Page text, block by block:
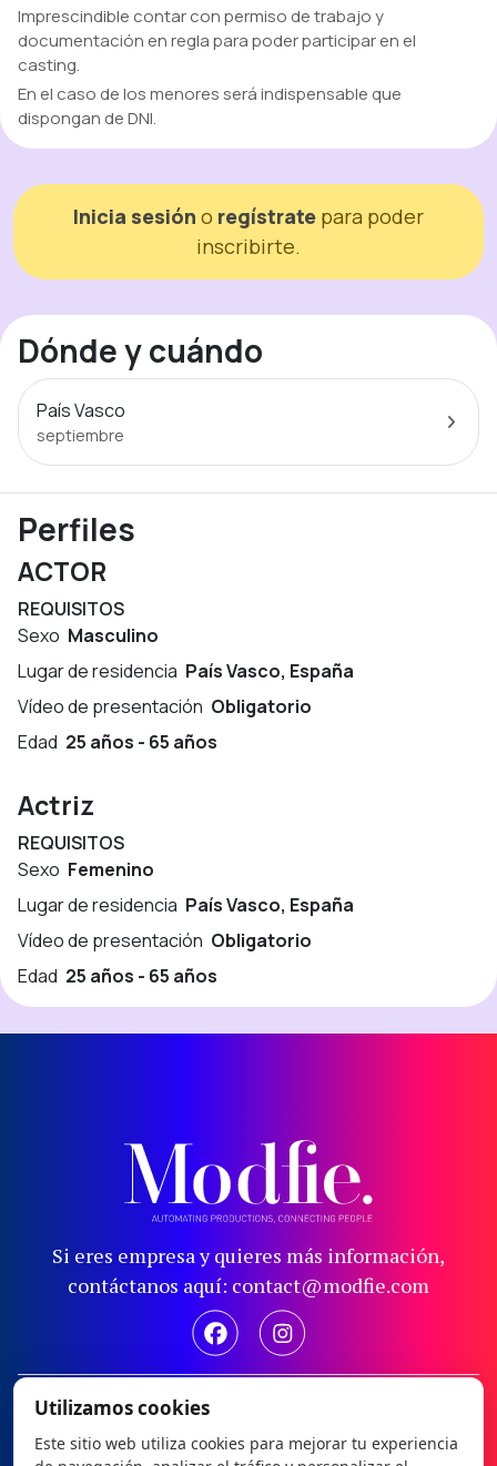
Imprescindible contar con permiso de trabajo y
documentación en regla para poder participar en el
casting.
En el caso de los menores será indispensable que
dispongan de DNI.
Inicia sesión o regístrate para poder
inscribirte.
Dónde y cuándo
País Vasco
septiembre
Perfiles
ACTOR
REQUISITOS
Sexo Masculino
Lugar de residencia País Vasco, España
Vídeo de presentación Obligatorio
Edad 25 años - 65 años
Actriz
REQUISITOS
Sexo Femenino
Lugar de residencia País Vasco, España
Vídeo de presentación Obligatorio
Edad 25 años - 65 años
Si eres empresa y quieres más información,
contáctanos aquí: contact@modfie.com
Política de privacidad
Utilizamos cookies
Este sitio web utiliza cookies para mejorar tu experiencia